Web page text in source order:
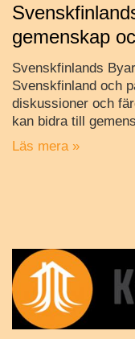
gemenskap
Svenskfinlands
Svenskfinland och
diskussioner och
kan bidra till
Läs mera »